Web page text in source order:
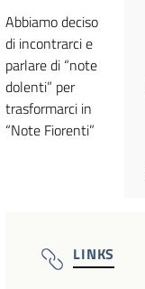
Abbiamo deciso
di incontrarci e
parlare di “note
dolenti” per
trasformarci in
“Note Fiorenti”
LINKS